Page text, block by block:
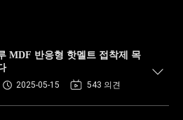
MDF 반응형 핫멜트 접착제 목
2025-05-15 543 의견